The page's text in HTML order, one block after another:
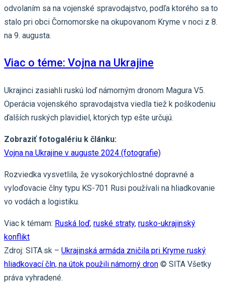
odvolaním sa na vojenské spravodajstvo, podľa ktorého sa to
stalo pri obci Čornomorske na okupovanom Kryme v noci z 8.
na 9. augusta.
Viac o téme: Vojna na Ukrajine
Ukrajinci zasiahli ruskú loď námorným dronom Magura V5.
Operácia vojenského spravodajstva viedla tiež k poškodeniu
ďalších ruských plavidiel, ktorých typ ešte určujú.
Zobraziť fotogalériu k článku:
Vojna na Ukrajine v auguste 2024 (fotografie)
Rozviedka vysvetlila, že vysokorýchlostné dopravné a
vyloďovacie člny typu KS-701 Rusi používali na hliadkovanie
vo vodách a logistiku.
Viac k témam: Ruská loď, ruské straty, rusko-ukrajinský
konflikt
Zdroj: SITA.sk – Ukrajinská armáda zničila pri Kryme ruský
hliadkovací čln, na útok použili námorný dron © SITA Všetky
práva vyhradené.